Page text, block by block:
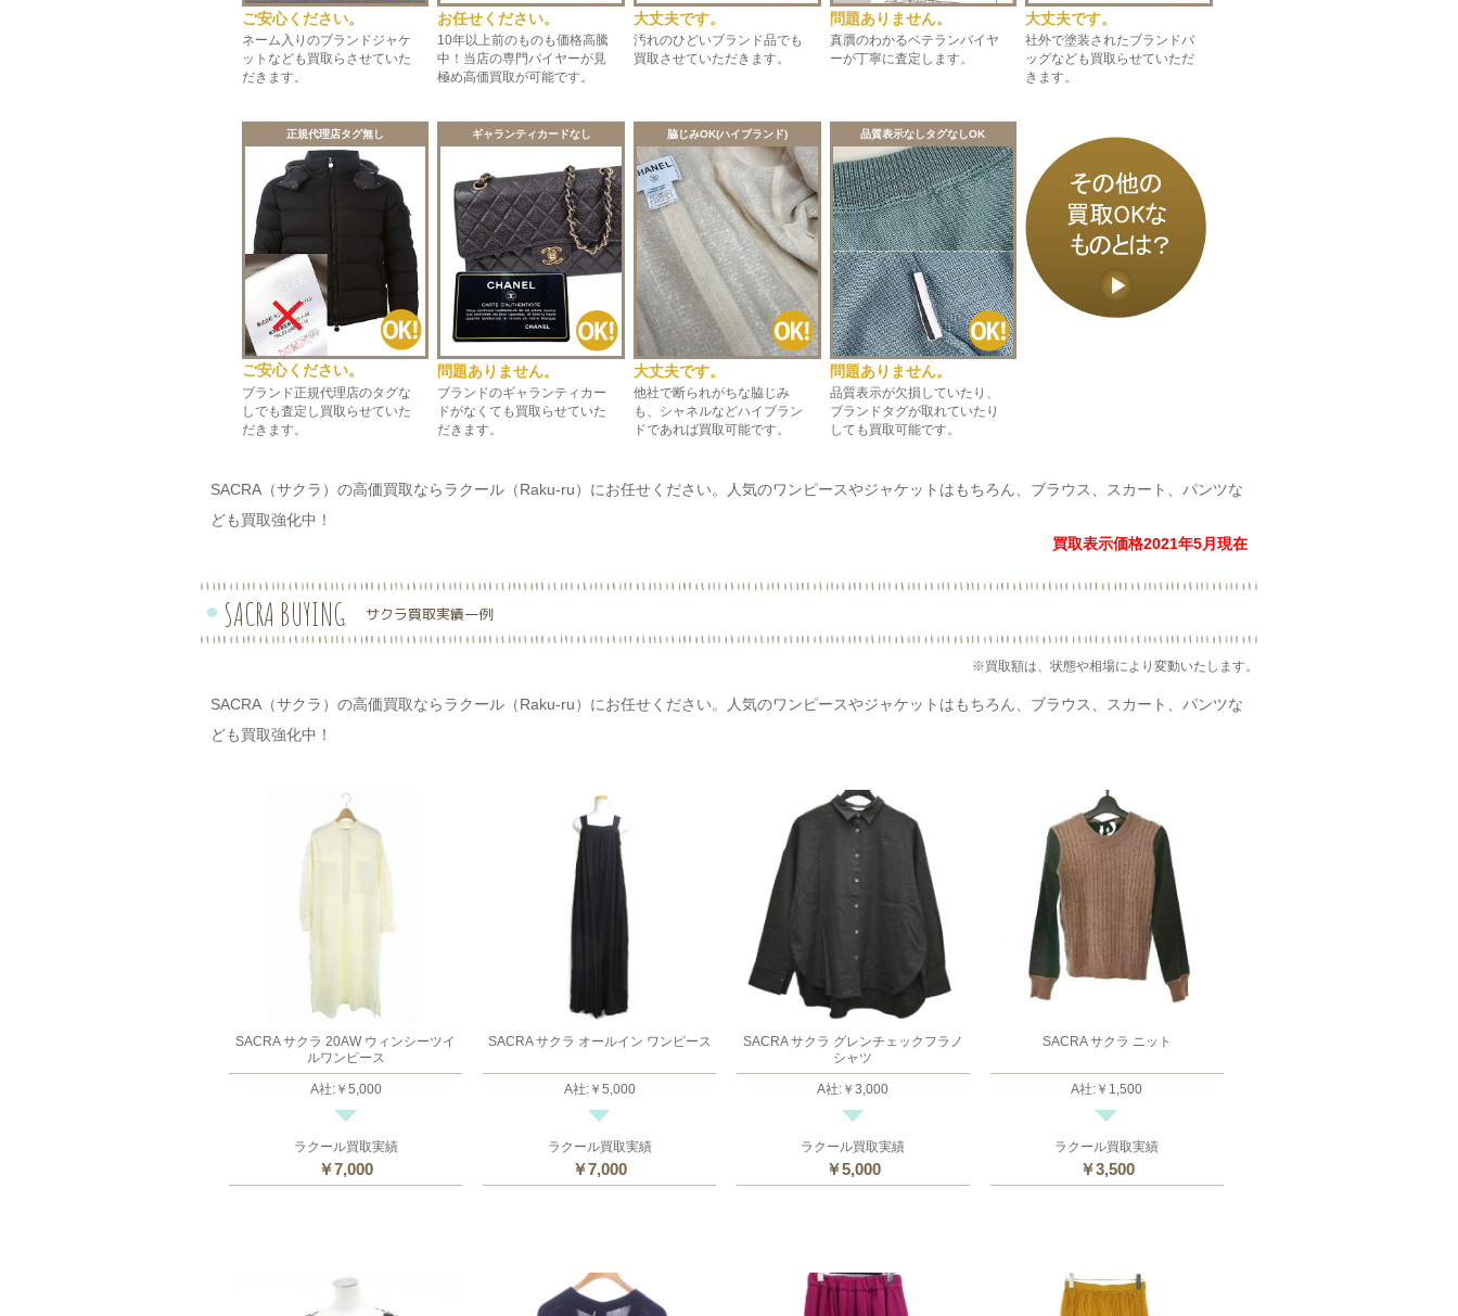
ご安心ください。
ネーム入りのブランドジャケ
ットなども買取らさせていた
だきます。
お任せください。
10年以上前のものも価格高騰
中！当店の専門バイヤーが見
極め高価買取が可能です。
大丈夫です。
汚れのひどいブランド品でも
買取させていただきます。
問題ありません。
真贋のわかるベテランバイヤ
ーが丁寧に査定します。
大丈夫です。
社外で塗装されたブランドバ
ッグなども買取らせていただ
きます。
正規代理店タグ無し
ご安心ください。
ブランド正規代理店のタグな
しでも査定し買取らせていた
だきます。
ギャランティカードなし
問題ありません。
ブランドのギャランティカー
ドがなくても買取らせていた
だきます。
脇じみOK(ハイブランド)
大丈夫です。
他社で断られがちな脇じみ
も、シャネルなどハイブラン
ドであれば買取可能です。
品質表示なしタグなしOK
問題ありません。
品質表示が欠損していたり、
ブランドタグが取れていたり
しても買取可能です。
SACRA（サクラ）の高価買取ならラクール（Raku-ru）にお任せください。人気のワンピースやジャケットはもちろん、ブラウス、スカート、パンツな
ども買取強化中！
買取表示価格2021年5月現在
SACRA BUYING サクラ買取実績一例
※買取額は、状態や相場により変動いたします。
SACRA（サクラ）の高価買取ならラクール（Raku-ru）にお任せください。人気のワンピースやジャケットはもちろん、ブラウス、スカート、パンツな
ども買取強化中！
SACRA サクラ 20AW ウィンシーツイ
ルワンピース
A社:￥5,000
ラクール買取実績
￥7,000
SACRA サクラ オールイン ワンピース
A社:￥5,000
ラクール買取実績
￥7,000
SACRA サクラ グレンチェックフラノ
シャツ
A社: ￥3,000
ラクール買取実績
￥5,000
SACRA サクラ ニット
A社: ￥1,500
ラクール買取実績
￥3,500